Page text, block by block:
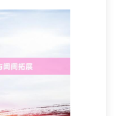
才调让人命绽放
人命是一场旅
一谈的局面和看
然脆弱的，稍纵
，帮忙每一分每